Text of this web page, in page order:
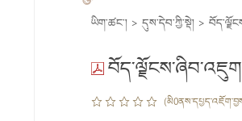
ཡིག་ཚང་། > དུས་དེབ་ཀྱི་སྡེ། >